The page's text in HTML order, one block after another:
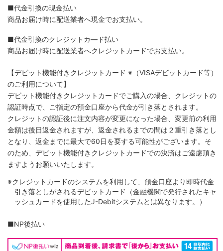
■代金引換の現金払い
商品お届け時に配送業者へ現金でお支払い。
■代金引換のクレジットカ―ド払い
商品お届け時に配送業者へクレジットカードでお支払い。
【デビット機能付きクレジットカード ※（VISAデビットカード等）
のご利用について】
デビット機能付きクレジットカードでご購入の場合、クレジットの
認証時点で、ご指定の預金口座から代金が引き落とされます。
クレジットの認証後に注文内容が変更になった場合、変更前の利用
金額は後日返金されますが、返金されるまでの間は２重引き落とし
となり、返金までに最大で60日を要する可能性がございます。そ
のため、デビット機能付きクレジットカードでの決済はご遠慮頂き
ますようお願いいたします。
※クレジットカードのシステムを利用して、預金口座より即時代金
引き落としがされるデビットカード（金融機関で発行されたキャ
ッシュカードを使用したJ-Debitシステムとは異なります。）
■NP後払い